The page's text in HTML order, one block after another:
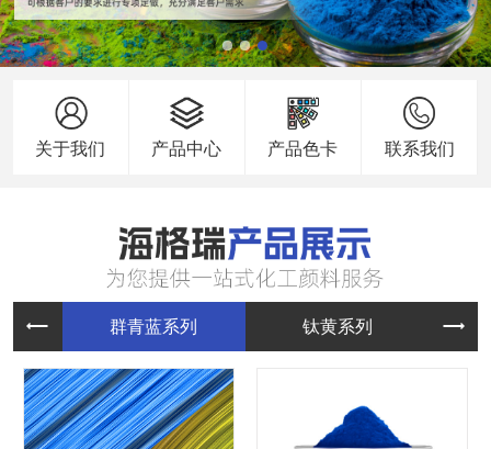
关于我们 产品中心 产品色卡 联系我们
群青蓝系 钛黄系列